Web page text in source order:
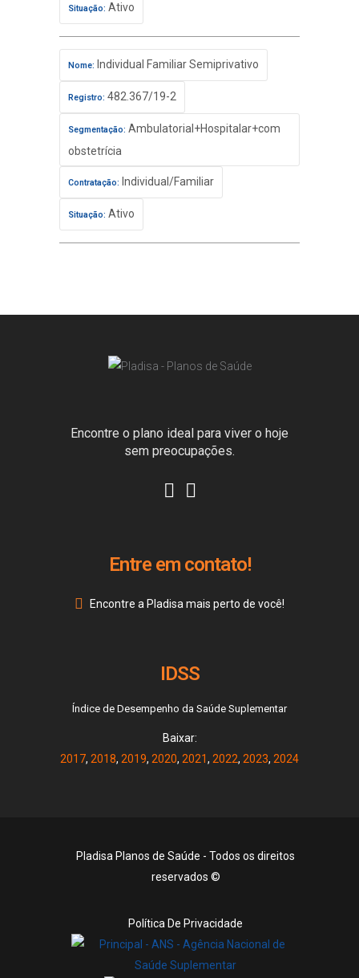
Situação: Ativo
Nome: Individual Familiar Semiprivativo
Registro: 482.367/19-2
Segmentação: Ambulatorial+Hospitalar+com
obstetrícia
Contratação: Individual/Familiar
Situação: Ativo
Encontre o plano ideal para viver o hoje
sem preocupações.
Entre em contato!
Encontre a Pladisa mais perto de você!
IDSS
Índice de Desempenho da Saúde Suplementar
Baixar:
2017, 2018, 2019, 2020, 2021, 2022, 2023, 2024
Pladisa Planos de Saúde - Todos os direitos
reservados ©
Política De Privacidade